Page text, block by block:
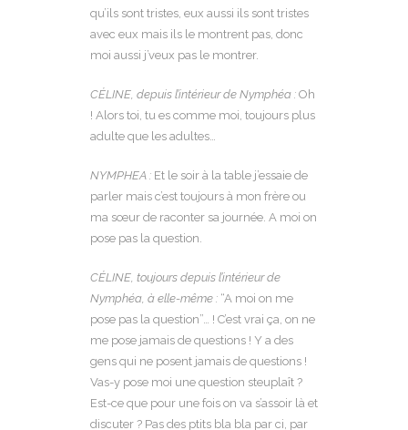
qu’ils sont tristes, eux aussi ils sont tristes
avec eux mais ils le montrent pas, donc
moi aussi j’veux pas le montrer.
CÉLINE, depuis l’intérieur de Nymphéa : Oh
! Alors toi, tu es comme moi, toujours plus
adulte que les adultes…
NYMPHEA : Et le soir à la table j’essaie de
parler mais c’est toujours à mon frère ou
ma sœur de raconter sa journée. A moi on
pose pas la question.
CÉLINE, toujours depuis l’intérieur de
Nymphéa, à elle-même : “A moi on me
pose pas la question”… ! C’est vrai ça, on ne
me pose jamais de questions ! Y a des
gens qui ne posent jamais de questions !
Vas-y pose moi une question steuplaît ?
Est-ce que pour une fois on va s’assoir là et
discuter ? Pas des ptits bla bla par ci, par